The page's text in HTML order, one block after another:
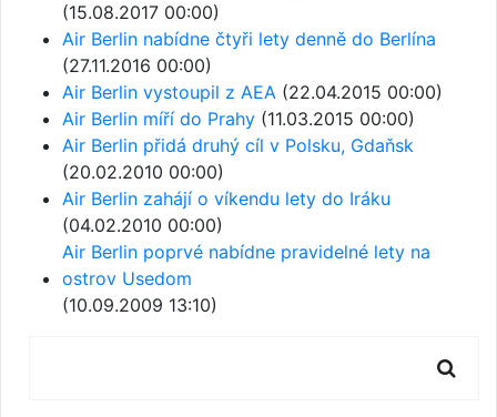
(15.08.2017 00:00)
Air Berlin nabídne čtyři lety denně do Berlína
(27.11.2016 00:00)
Air Berlin vystoupil z AEA (22.04.2015 00:00)
Air Berlin míří do Prahy (11.03.2015 00:00)
Air Berlin přidá druhý cíl v Polsku, Gdaňsk
(20.02.2010 00:00)
Air Berlin zahájí o víkendu lety do Iráku
(04.02.2010 00:00)
Air Berlin poprvé nabídne pravidelné lety na
ostrov Usedom
(10.09.2009 13:10)